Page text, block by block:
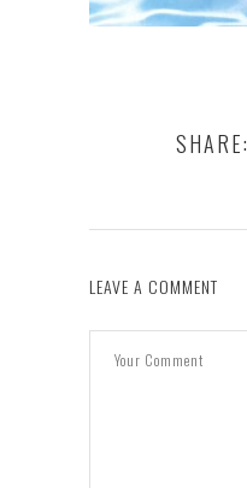
SHARE:
LEAVE A COMMENT